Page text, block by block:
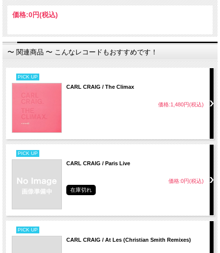
価格:0円(税込)
〜 関連商品 〜 こんなレコードもおすすめです！
PICK UP
CARL CRAIG / The Climax
価格:1,480円(税込)
PICK UP
CARL CRAIG / Paris Live
価格:0円(税込)
在庫切れ
PICK UP
CARL CRAIG / At Les (Christian Smith Remixes)